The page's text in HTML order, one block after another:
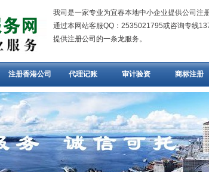
我司是一家专业为宜春本地中小企业提供公司注
通过本网站客服QQ：2535021795或咨询专线
提供注册公司的一条龙服务。
注册香港公司 代理记账 审计验资 商标注册